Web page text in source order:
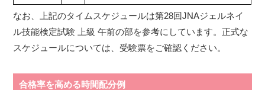
なお、上記のタイムスケジュールは第28回JNAジェルネイ
ル技能検定試験 上級 午前の部を参考にしています。正式な
スケジュールについては、受験票をご確認ください。
合格率を高める時間配分例